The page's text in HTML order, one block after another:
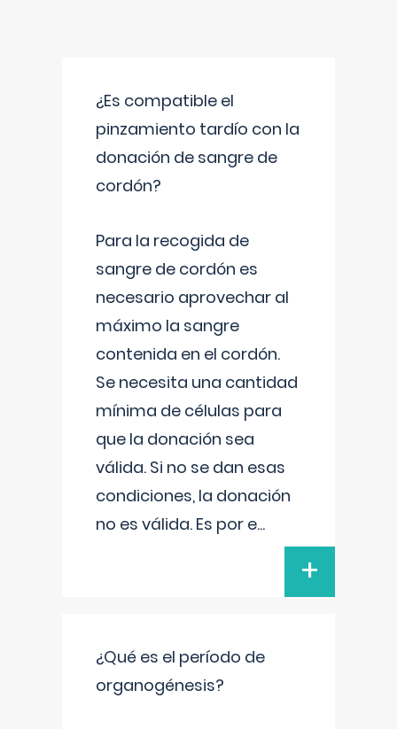
¿Es compatible el
pinzamiento tardío con la
donación de sangre de
cordón?
Para la recogida de
sangre de cordón es
necesario aprovechar al
máximo la sangre
contenida en el cordón.
Se necesita una cantidad
mínima de células para
que la donación sea
válida. Si no se dan esas
condiciones, la donación
no es válida. Es por e...
+
¿Qué es el período de
organogénesis?